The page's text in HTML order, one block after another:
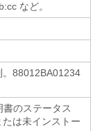
など。
。88012BA01234
書のステータス
たは未インストー